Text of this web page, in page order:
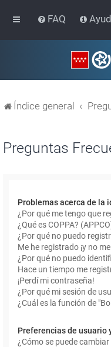
FAQ
Índice general
Preguntas
Problemas acerca de la
¿Por qué me tengo que
¿Qué es COPPA?
¿Por qué no puedo
Me he registrado ¡y no
¿Por qué no puedo
Hace un tiempo me
¡Perdí mi contraseña!
¿Por qué mi sesión de
¿Cuál es la función de
Preferencias de usuario
¿Cómo se puede